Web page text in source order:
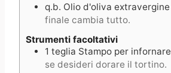
q.b. Olio d'oliva extravergine
finale cambia tutto.
Strumenti facoltativi
1 teglia Stampo per infornare
se desideri dorare il tortino.